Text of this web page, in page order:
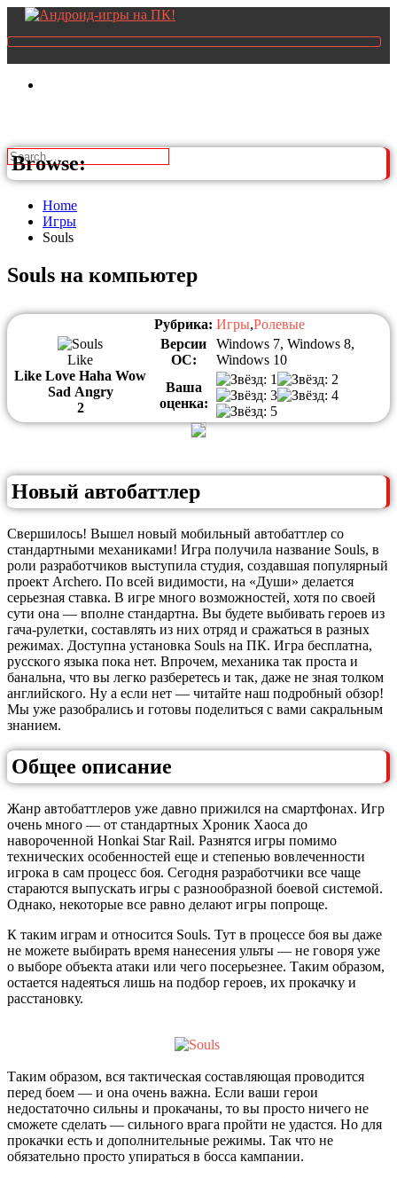
Browse:
Home
Игры
Souls
Souls на компьютер
Like
Like Love Haha Wow
Sad Angry
2
Рубрика: Игры,Ролевые
Версии
ОС:
Windows 7, Windows 8,
Windows 10
Ваша
оценка:
Новый автобаттлер
Свершилось! Вышел новый мобильный автобаттлер со
стандартными механиками! Игра получила название Souls, в
роли разработчиков выступила студия, создавшая популярный
проект Archero. По всей видимости, на «Души» делается
серьезная ставка. В игре много возможностей, хотя по своей
сути она — вполне стандартна. Вы будете выбивать героев из
гача-рулетки, составлять из них отряд и сражаться в разных
режимах. Доступна установка Souls на ПК. Игра бесплатна,
русского языка пока нет. Впрочем, механика так проста и
банальна, что вы легко разберетесь и так, даже не зная толком
английского. Ну а если нет — читайте наш подробный обзор!
Мы уже разобрались и готовы поделиться с вами сакральным
знанием.
Общее описание
Жанр автобаттлеров уже давно прижился на смартфонах. Игр
очень много — от стандартных Хроник Хаоса до
навороченной Honkai Star Rail. Разнятся игры помимо
технических особенностей еще и степенью вовлеченности
игрока в сам процесс боя. Сегодня разработчики все чаще
стараются выпускать игры с разнообразной боевой системой.
Однако, некоторые все равно делают игры попроще.
К таким играм и относится Souls. Тут в процессе боя вы даже
не можете выбирать время нанесения ульты — не говоря уже
о выборе объекта атаки или чего посерьезнее. Таким образом,
остается надеяться лишь на подбор героев, их прокачку и
расстановку.
Таким образом, вся тактическая составляющая проводится
перед боем — и она очень важна. Если ваши герои
недостаточно сильны и прокачаны, то вы просто ничего не
сможете сделать — сильного врага пройти не удастся. Но для
прокачки есть и дополнительные режимы. Так что не
обязательно просто упираться в босса кампании.